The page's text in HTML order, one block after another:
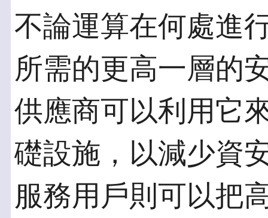
不論運算在何處進
所需的更高一層的
供應商可以利用它
礎設施，以減少資
服務用戶則可以把